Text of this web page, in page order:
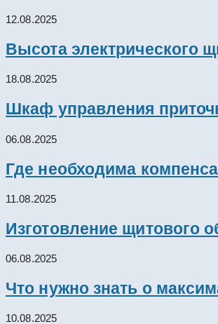
12.08.2025
Высота электрического
18.08.2025
Шкаф управления
06.08.2025
Где необходима
11.08.2025
Изготовление щитового
06.08.2025
Что нужно знать о
10.08.2025